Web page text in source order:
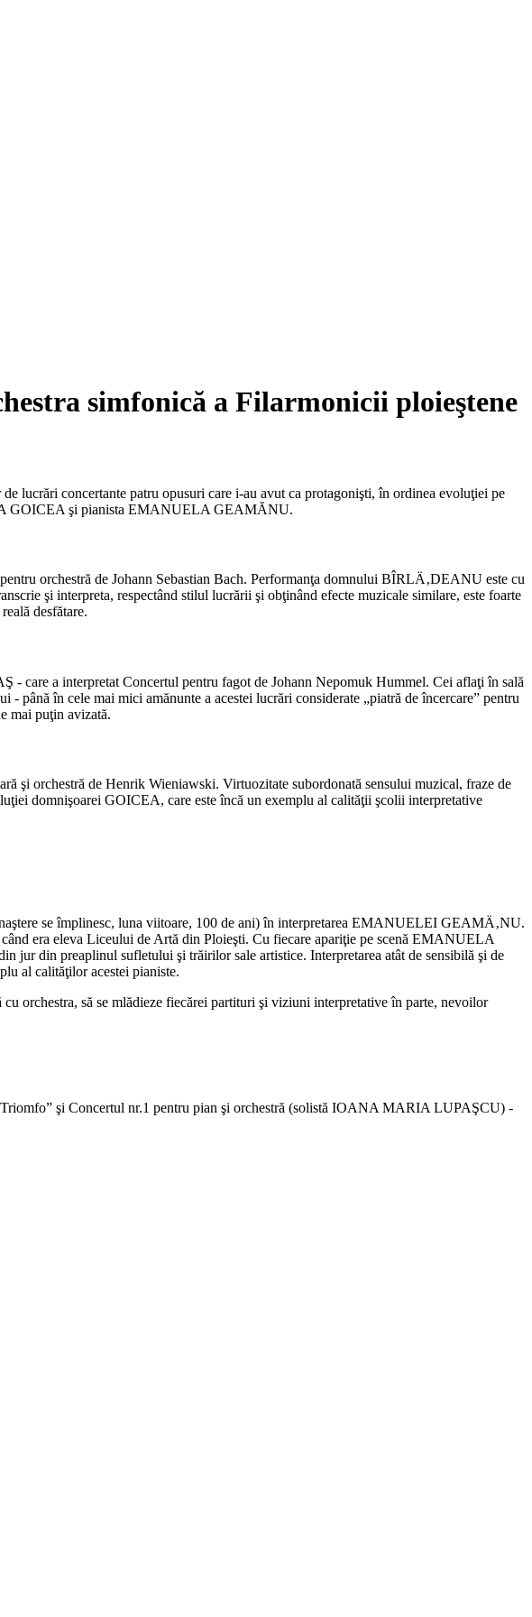
simfonică a Filarmonicii ploieştene
concertante patru opusuri care i-au avut ca protagonişti, în ordinea evoluţiei pe
GOICEA şi pianista EMANUELA GEAMĂNU.
orchestră de Johann Sebastian Bach. Performanţa domnului BÎRLÄ‚DEANU este cu
şi interpreta, respectând stilul lucrării şi obţinând efecte muzicale similare, este foarte
desfătare.
a interpretat Concertul pentru fagot de Johann Nepomuk Hummel. Cei aflaţi în sală
până în cele mai mici amănunte a acestei lucrări considerate „piatră de încercare” pentru
mai puţin avizată.
orchestră de Henrik Wieniawski. Virtuozitate subordonată sensului muzical, fraze de
domnişoarei GOICEA, care este încă un exemplu al calităţii şcolii interpretative
se împlinesc, luna viitoare, 100 de ani) în interpretarea EMANUELEI GEAMÄ‚NU.
era eleva Liceului de Artă din Ploieşti. Cu fiecare apariţie pe scenă EMANUELA
jur din preaplinul sufletului şi trăirilor sale artistice. Interpretarea atât de sensibilă şi de
al calităţilor acestei pianiste.
orchestra, să se mlădieze fiecărei partituri şi viziuni interpretative în parte, nevoilor
şi Concertul nr.1 pentru pian şi orchestră (solistă IOANA MARIA LUPAŞCU) -